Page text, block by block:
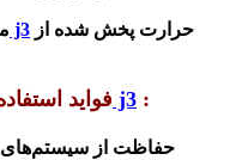
کاور روی موتور جک j3
فواید کاور روی موتور اورجینال جک j3 :
1-حفاظت از سیستم‌های